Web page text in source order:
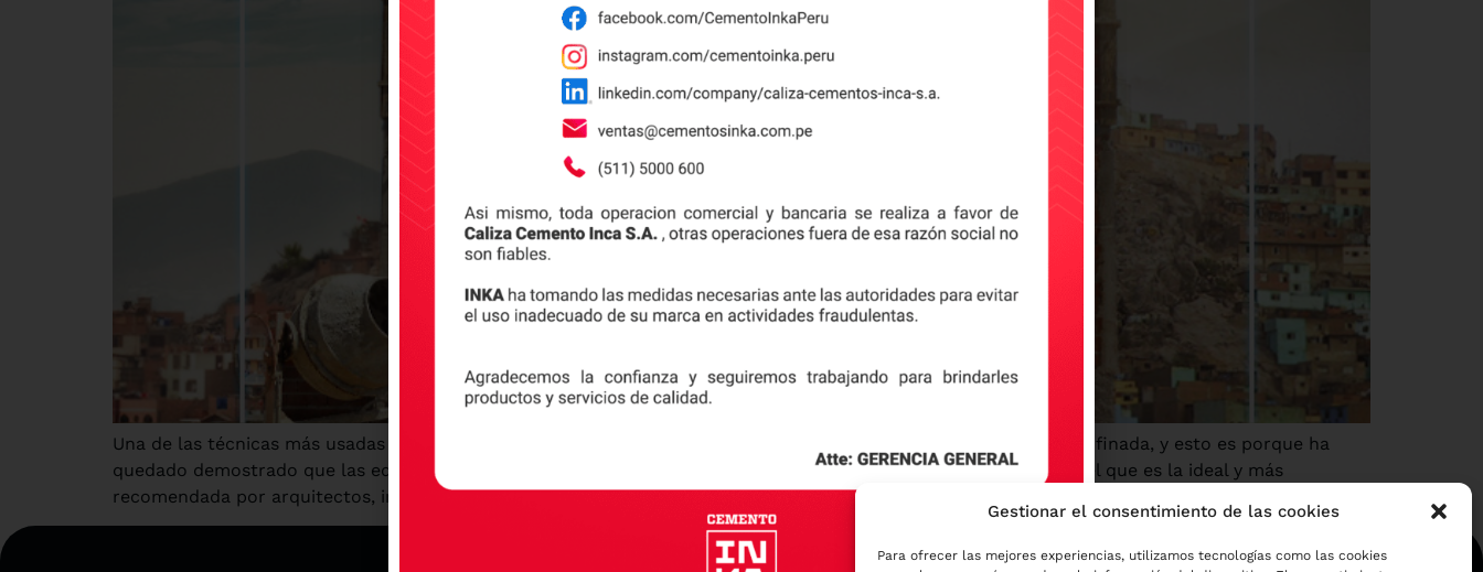
Gestionar el consentimiento de las cookies
Para ofrecer las mejores experiencias, utilizamos tecnologías como las cookies
Una de las técnicas más usadas desde hace muchísimos años en la construcción de viviendas es la albañilería confinada, y esto es porque ha
quedado demostrado que las edificaciones con este estilo de construcción son mucho más seguras, motivo por el que es la ideal y más
recomendada por arquitectos, ingenieros civiles, albañiles y todo […]